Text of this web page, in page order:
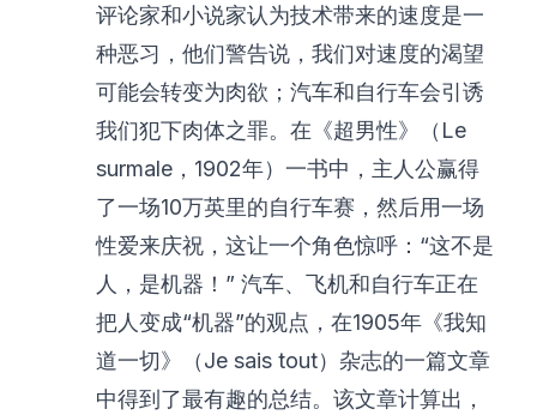
评论家和小说家认为技术带来的速度是一
种恶习，他们警告说，我们对速度的渴望
可能会转变为肉欲；汽车和自行车会引诱
我们犯下肉体之罪。在《超男性》（Le
surmale，1902年）一书中，主人公赢得
了一场10万英里的自行车赛，然后用一场
性爱来庆祝，这让一个角色惊呼：“这不是
人，是机器！” 汽车、飞机和自行车正在
把人变成“机器”的观点，在1905年《我知
道一切》（Je sais tout）杂志的一篇文章
中得到了最有趣的总结。该文章计算出，